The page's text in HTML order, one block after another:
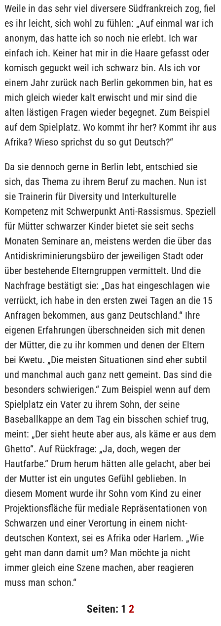
Weile in das sehr viel diversere Südfrankreich zog, fiel
es ihr leicht, sich wohl zu fühlen: „Auf einmal war ich
anonym, das hatte ich so noch nie erlebt. Ich war
einfach ich. Keiner hat mir in die Haare gefasst oder
komisch geguckt weil ich schwarz bin. Als ich vor
einem Jahr zurück nach Berlin gekommen bin, hat es
mich gleich wieder kalt erwischt und mir sind die
alten lästigen Fragen wieder begegnet. Zum Beispiel
auf dem Spielplatz. Wo kommt ihr her? Kommt ihr aus
Afrika? Wieso sprichst du so gut Deutsch?“
Da sie dennoch gerne in Berlin lebt, entschied sie
sich, das Thema zu ihrem Beruf zu machen. Nun ist
sie Trainerin für Diversity und Interkulturelle
Kompetenz mit Schwerpunkt Anti-Rassismus. Speziell
für Mütter schwarzer Kinder bietet sie seit sechs
Monaten Seminare an, meistens werden die über das
Antidiskriminierungsbüro der jeweiligen Stadt oder
über bestehende Elterngruppen vermittelt. Und die
Nachfrage bestätigt sie: „Das hat eingeschlagen wie
verrückt, ich habe in den ersten zwei Tagen an die 15
Anfragen bekommen, aus ganz Deutschland.“ Ihre
eigenen Erfahrungen überschneiden sich mit denen
der Mütter, die zu ihr kommen und denen der Eltern
bei Kwetu. „Die meisten Situationen sind eher subtil
und manchmal auch ganz nett gemeint. Das sind die
besonders schwierigen.“ Zum Beispiel wenn auf dem
Spielplatz ein Vater zu ihrem Sohn, der seine
Baseballkappe an dem Tag ein bisschen schief trug,
meint: „Der sieht heute aber aus, als käme er aus dem
Ghetto“. Auf Rückfrage: „Ja, doch, wegen der
Hautfarbe.“ Drum herum hätten alle gelacht, aber bei
der Mutter ist ein ungutes Gefühl geblieben. In
diesem Moment wurde ihr Sohn vom Kind zu einer
Projektionsfläche für mediale Repräsentationen von
Schwarzen und einer Verortung in einem nicht-
deutschen Kontext, sei es Afrika oder Harlem. „Wie
geht man dann damit um? Man möchte ja nicht
immer gleich eine Szene machen, aber reagieren
muss man schon.“
Seiten: 1 2